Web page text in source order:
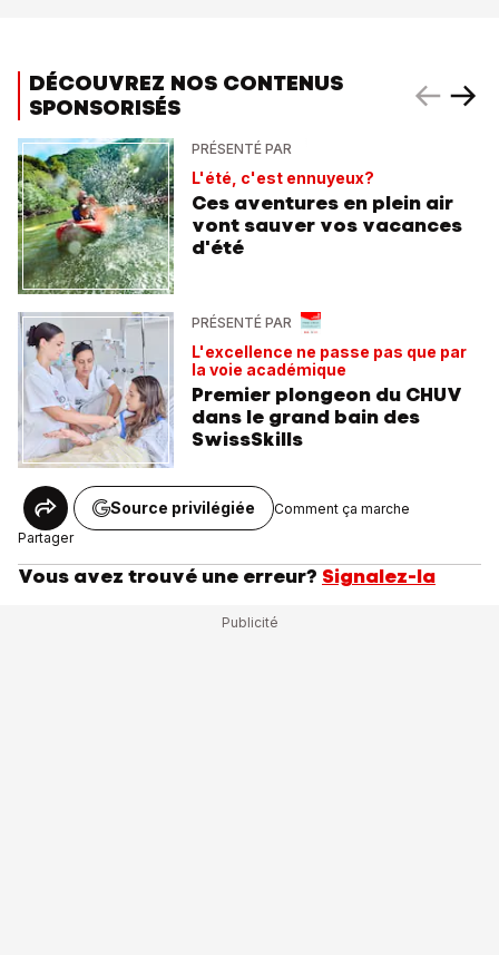
DÉCOUVREZ NOS CONTENUS
SPONSORISÉS
PRÉSENTÉ PAR
L'été, c'est ennuyeux?
Ces aventures en plein air
vont sauver vos vacances
d'été
PRÉSENTÉ PAR
L'excellence ne passe pas que par
la voie académique
Premier plongeon du CHUV
dans le grand bain des
SwissSkills
Partager
Source privilégiée Comment ça marche
Vous avez trouvé une erreur? Signalez-la